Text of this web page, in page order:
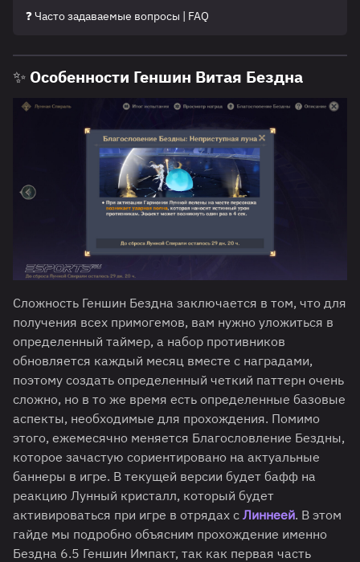
❓ Часто задаваемые вопросы | FAQ
✨ Особенности Геншин Витая Бездна
Сложность Геншин Бездна заключается в том, что для
получения всех примогемов, вам нужно уложиться в
определенный таймер, а набор противников
обновляется каждый месяц вместе с наградами,
поэтому создать определенный четкий паттерн очень
сложно, но в то же время есть определенные базовые
аспекты, необходимые для прохождения. Помимо
этого, ежемесячно меняется Благословление Бездны,
которое зачастую сориентировано на актуальные
баннеры в игре. В текущей версии будет бафф на
реакцию Лунный кристалл, который будет
активироваться при игре в отрядах с Линнеей. В этом
гайде мы подробно объясним прохождение именно
Бездна 6.5 Геншин Импакт, так как первая часть